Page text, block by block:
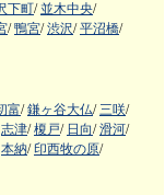
下町/ 並木中央/
/ 鴨宮/ 渋沢/ 平沼橋/
富/ 鎌ヶ谷大仏/ 三咲/
志津/ 榎戸/ 日向/ 滑河/
本納/ 印西牧の原/